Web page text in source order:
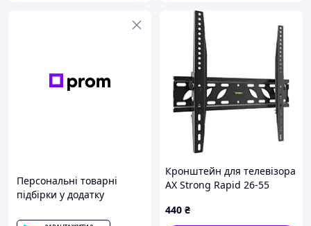
Персональні товарні
підбірки у додатку
Кронштейн для телевізора
AX Strong Rapid 26-55
440 ₴